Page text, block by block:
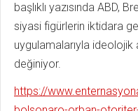
başlıklı yazısında ABD,
siyasi figürlerin iktidara
uygulamalarıyla ideolojik
değiniyor.
https://